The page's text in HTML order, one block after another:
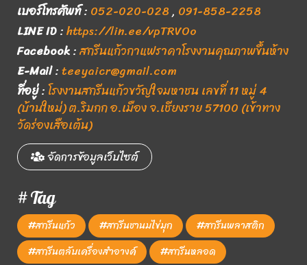
เบอร์โทรศัพท์: 052-020-028, 091-858-2258
LINE ID:https://lin.ee/vpTRVOo
Facebook:สกรีนแก้วกาแฟราคาโรงงานคุณภาพขึ้นห้าง
E-Mail:teeyaicr@gmail.com
ที่อยู่:โรงงานสกรีนแก้วขวัญใจมหาชน เลขที่ 11 หมู่ 4
(บ้านใหม่) ต.ริมกก อ.เมือง จ.เชียงราย 57100 (เข้าทาง
วัดร่องเสือเต้น)
จัดการข้อมูลเว็บไซต์
# Tag
#สกรีนแก้ว #สกรีนชานมไข่มุก
#สกรีนพลาสติก
#สกรีนตลับเครื่องสำอางค์
#สกรีนหลอด